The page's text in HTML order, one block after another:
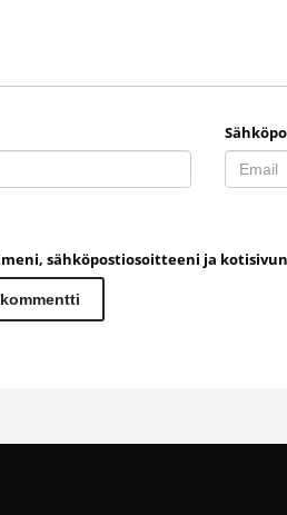
sähköpostiosoitteeni ja